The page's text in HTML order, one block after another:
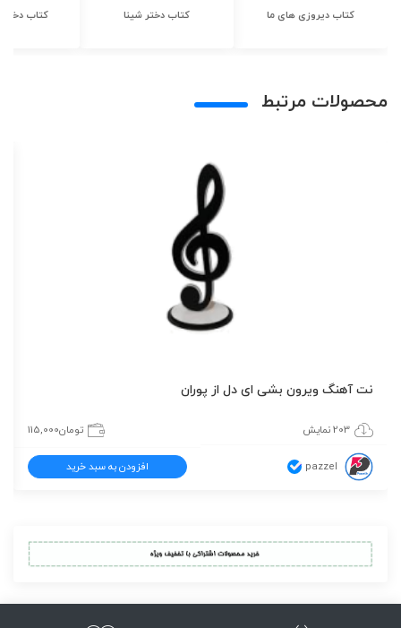
کتاب دیروزی های ما کتاب دختر شینا کتاب دختر
محصولات مرتبط
نت آهنگ ویرون بشی ای دل از پوران
203 نمایش تومان115,000
pazzel افزودن به سبد خرید